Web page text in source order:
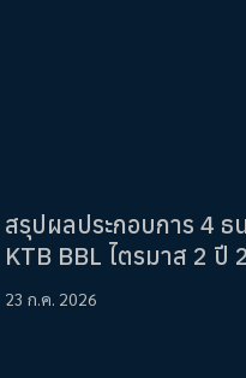
สรุปผลประกอบการ 4 ธ
KTB BBL ไตรมาส 2 ปี
23 ก.ค. 2026